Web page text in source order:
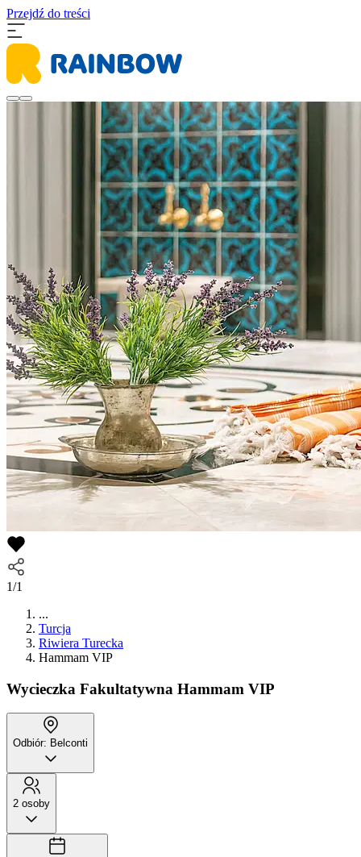
Przejdź do treści
1/1
...
Turcja
Riwiera Turecka
Hammam VIP
Wycieczka Fakultatywna Hammam VIP
Odbiór: Belconti
2 osoby